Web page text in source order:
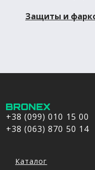
Защиты и
+38 (099) 010 15 00
+38 (063) 870 50 14
Каталог